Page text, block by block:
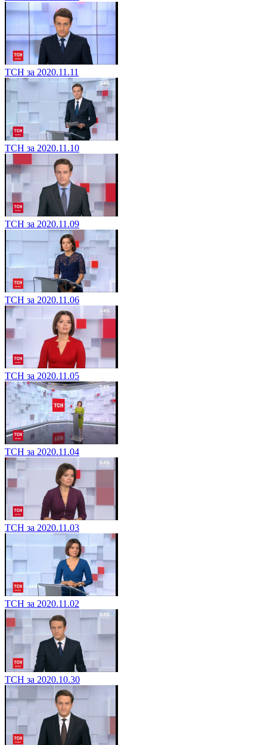
ТСН за 2020.11.11
ТСН за 2020.11.10
ТСН за 2020.11.09
ТСН за 2020.11.06
ТСН за 2020.11.05
ТСН за 2020.11.04
ТСН за 2020.11.03
ТСН за 2020.11.02
ТСН за 2020.10.30